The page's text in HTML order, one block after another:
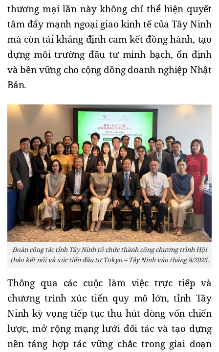
thương mại lần này không chỉ thể hiện quyết
tâm đẩy mạnh ngoại giao kinh tế của Tây Ninh
mà còn tái khẳng định cam kết đồng hành, tạo
dựng môi trường đầu tư minh bạch, ổn định
và bền vững cho cộng đồng doanh nghiệp Nhật
Bản.
Đoàn công tác tỉnh Tây Ninh tổ chức thành công chương trình Hội
thảo kết nối và xúc tiến đầu tư Tokyo – Tây Ninh vào tháng 8/2025.
Thông qua các cuộc làm việc trực tiếp và
chương trình xúc tiến quy mô lớn, tỉnh Tây
Ninh kỳ vọng tiếp tục thu hút dòng vốn chiến
lược, mở rộng mạng lưới đối tác và tạo dựng
nền tảng hợp tác vững chắc trong giai đoạn